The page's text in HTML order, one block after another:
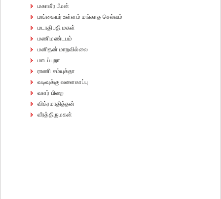
மகாவீர பீமன்
மங்கையர் உள்ளம் மங்காத செல்வம்
மடாதிபதி மகள்
மணிமண்டபம்
மனிதன் மாறவில்லை
மாடப்புறா
ராணி சம்யுக்தா
வடிவுக்கு வளைகாப்பு
வளர் பிறை
விக்ரமாதித்தன்
வீரத்திருமகன்